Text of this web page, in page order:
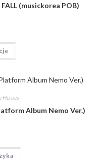
(musickorea POB)
Heroes
Album Nemo Ver.)